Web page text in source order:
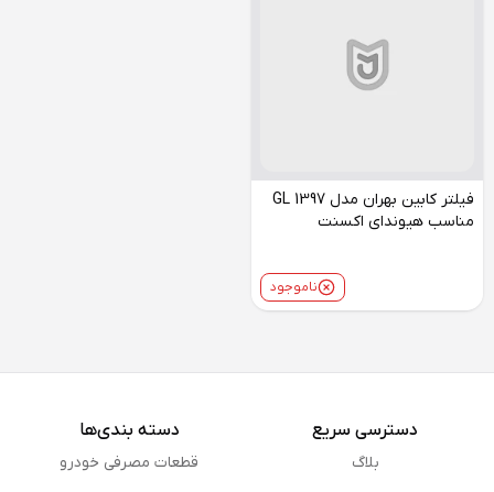
فیلتر کابین بهران مدل GL 1397
مناسب هیوندای اکسنت
ناموجود
دسترسی سریع
بلاگ
دسته بندی‌ها
قطعات مصرفی خودرو